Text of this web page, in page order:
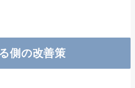
側の改善策